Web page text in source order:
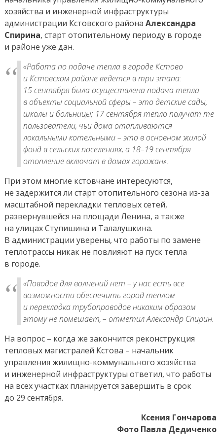
хозяйства и инженерной инфраструктуры
администрации Кстовского района Александра
Спирина, старт отопительному периоду в городе
и районе уже дан.
«Работа по подаче тепла в городе Кстово
и Кстовском районе ведется в три этапа:
15 сентября была осуществлена подача тепла
в объекты социальной сферы – это детские сады,
школы и больницы; 17 сентября тепло получат те
пользователи, чьи дома отапливаются
локальными котельными – это в основном жилой
фонд в сельских поселениях, а 18–19 сентября
отопление включат в домах горожан».
При этом многие кстовчане интересуются,
не задержится ли старт отопительного сезона из-за
масштабной перекладки тепловых сетей,
развернувшейся на площади Ленина, а также
на улицах Ступишина и Талалушкина.
В администрации уверены, что работы по замене
теплотрассы никак не повлияют на пуск тепла
в городе.
«Поводов для волнений нет – у нас есть все
возможности обеспечить город теплом
и перекладка трубопроводов никаким образом
этому не помешает, – отметил Александр Спирин.
На вопрос – когда же закончится реконструкция
тепловых магистралей Кстова – начальник
управления жилищно-коммунального хозяйства
и инженерной инфраструктуры ответил, что работы
на всех участках планируется завершить в срок
до 29 сентября.
Ксения Гончарова
Фото Павла Дедиченко